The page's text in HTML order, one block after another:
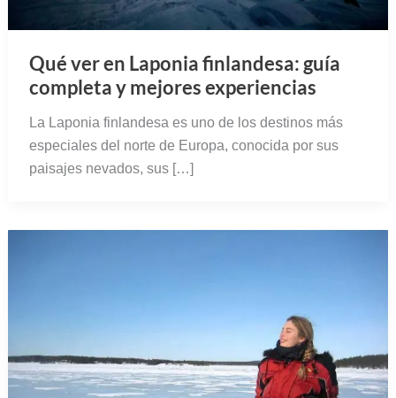
Qué ver en Laponia finlandesa: guía
completa y mejores experiencias
La Laponia finlandesa es uno de los destinos más
especiales del norte de Europa, conocida por sus
paisajes nevados, sus […]